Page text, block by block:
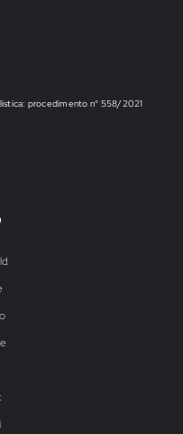
procedimento n° 558/2021